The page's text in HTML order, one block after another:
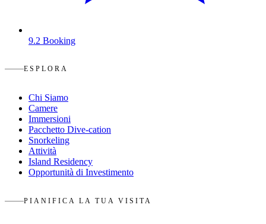
9.2 Booking
ESPLORA
Chi Siamo
Camere
Immersioni
Pacchetto Dive-cation
Snorkeling
Attività
Island Residency
Opportunità di Investimento
PIANIFICA LA TUA VISITA